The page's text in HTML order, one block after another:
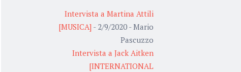
Intervista a Martina Attili
[MUSICA] - 2/9/2020 - Mario
Pascuzzo
Intervista a Jack Aitken
[INTERNATIONAL